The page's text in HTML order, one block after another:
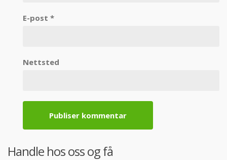
E-post *
Nettsted
Handle hos oss og få